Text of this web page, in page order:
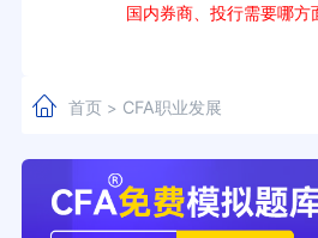
国内券商、投行需要哪方
首页> CFA职业发展